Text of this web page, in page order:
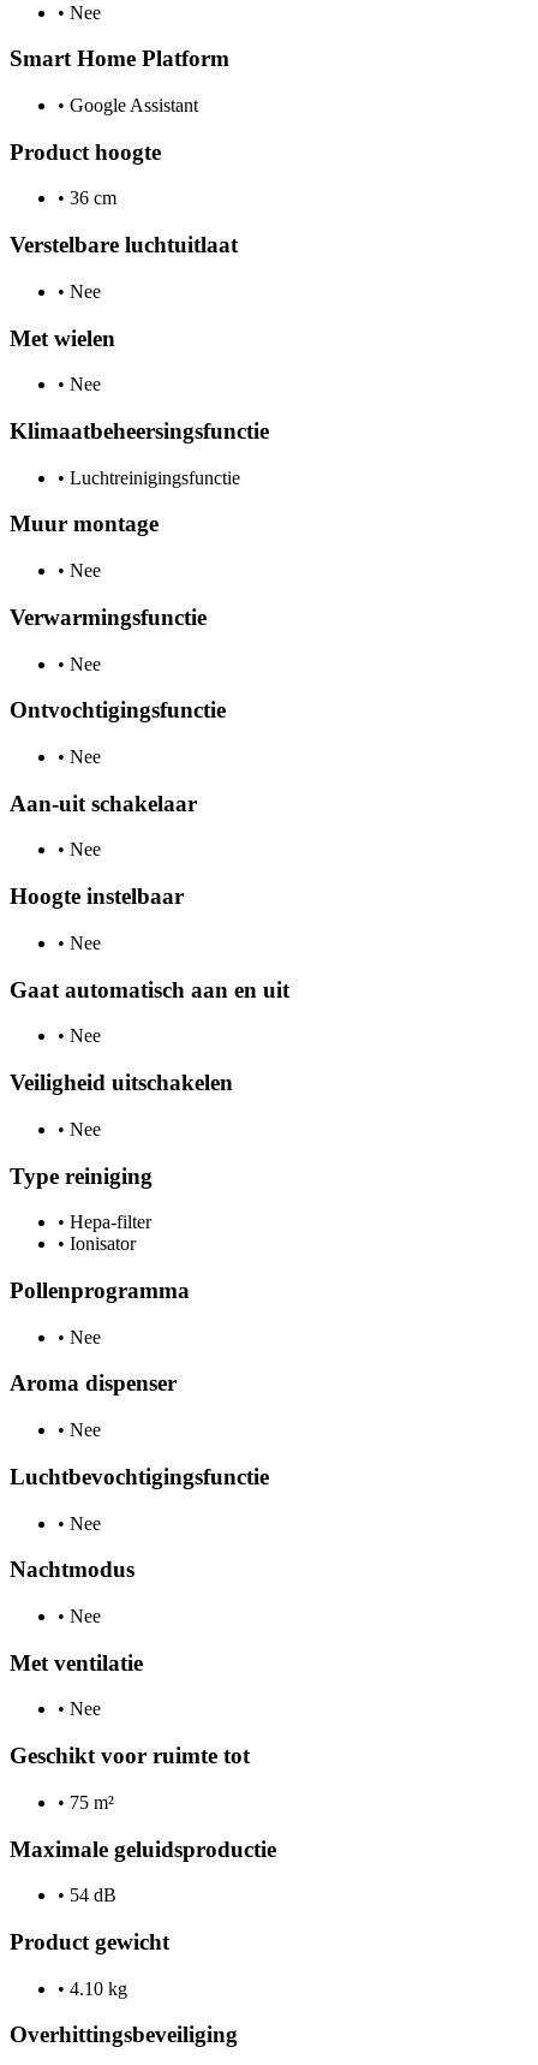
• Nee
Smart Home Platform
• Google Assistant
Product hoogte
• 36 cm
Verstelbare luchtuitlaat
• Nee
Met wielen
• Nee
Klimaatbeheersingsfunctie
• Luchtreinigingsfunctie
Muur montage
• Nee
Verwarmingsfunctie
• Nee
Ontvochtigingsfunctie
• Nee
Aan-uit schakelaar
• Nee
Hoogte instelbaar
• Nee
Gaat automatisch aan en uit
• Nee
Veiligheid uitschakelen
• Nee
Type reiniging
• Hepa-filter
• Ionisator
Pollenprogramma
• Nee
Aroma dispenser
• Nee
Luchtbevochtigingsfunctie
• Nee
Nachtmodus
• Nee
Met ventilatie
• Nee
Geschikt voor ruimte tot
• 75 m²
Maximale geluidsproductie
• 54 dB
Product gewicht
• 4.10 kg
Overhittingsbeveiliging